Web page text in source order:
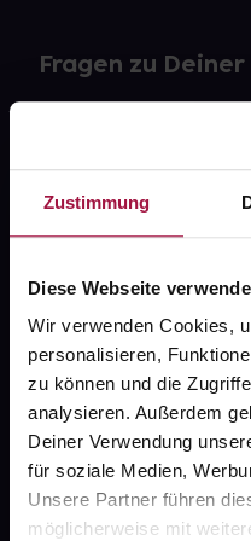
Zustimmung
Diese Webseite
Wir verwenden Cookies,
personalisieren,
zu können und die
analysieren. Außerdem
Deiner Verwendung
für soziale Medien,
Unsere Partner führen
möglicherweise mit
Fragen zu
gesund.de
Über uns
Karriere
Newsletter